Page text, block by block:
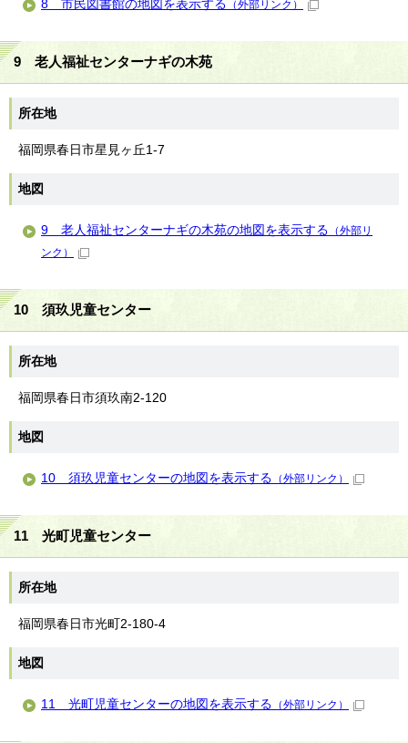
8 市民図書館の地図を表示する （外部リンク）
9 老人福祉センターナギの木苑
所在地
福岡県春日市星見ヶ丘1-7
地図
9 老人福祉センターナギの木苑の地図を表示する （外部リ
ンク）
10 須玖児童センター
所在地
福岡県春日市須玖南2-120
地図
10 須玖児童センターの地図を表示する （外部リンク）
11 光町児童センター
所在地
福岡県春日市光町2-180-4
地図
11 光町児童センターの地図を表示する （外部リンク）